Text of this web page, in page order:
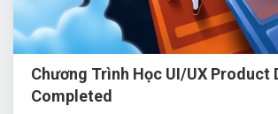
Chương Trình Học UI/UX Product
Completed